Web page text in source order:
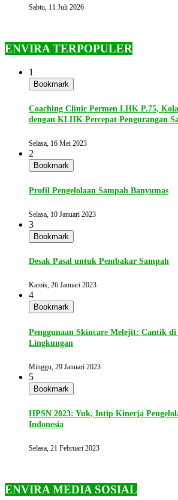
Sabtu, 11 Juli 2026
ENVIRA TERPOPULER
1
Bookmark
Coaching Clinic Permen LHK P.75,
dengan KLHK Percepat Pengurangan
Selasa, 16 Mei 2023
2
Bookmark
Profil Pengelolaan Sampah Banyumas
Selasa, 10 Januari 2023
3
Bookmark
Desak Pasal untuk Pembakar Sampah
Kamis, 26 Januari 2023
4
Bookmark
Penggunaan Skincare Melejit: Cantik di
Lingkungan
Minggu, 29 Januari 2023
5
Bookmark
HPSN 2023: Yuk, Intip Kinerja
Indonesia
Selasa, 21 Februari 2023
ENVIRA MEDIA SOSIAL